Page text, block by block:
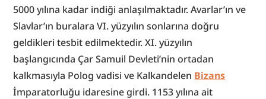
5000 yılına kadar indiği anlaşılmaktadır. Avarlar’ın ve
Slavlar’ın buralara VI. yüzyılın sonlarına doğru
geldikleri tesbit edilmektedir. XI. yüzyılın
başlangıcında Çar Samuil Devleti’nin ortadan
kalkmasıyla Polog vadisi ve Kalkandelen Bizans
İmparatorluğu idaresine girdi. 1153 yılına ait